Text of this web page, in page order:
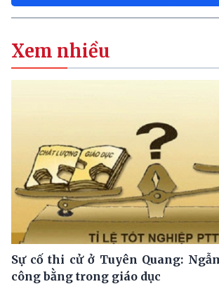
Xem nhiều
Sự cố thi cử ở Tuyên Quang:
công bằng trong giáo dục